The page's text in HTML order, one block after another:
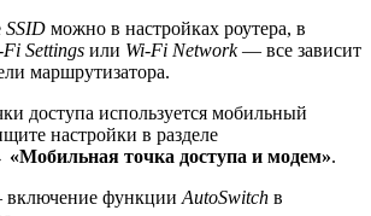
SSID можно в настройках роутера, в
Fi Settings или Wi-Fi Network— все зависит
маршрутизатора.
доступа используется мобильный
настройки в разделе
«Мобильная точка доступа и модем».
функции AutoSwitch в